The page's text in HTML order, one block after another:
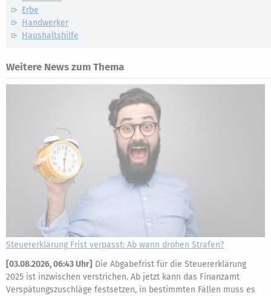
Erbe
Handwerker
Haushaltshilfe
Weitere News zum Thema
Steuererklärung Frist verpasst: Ab wann drohen Strafen?
[03.08.2026, 06:43 Uhr] Die Abgabefrist für die Steuererklärung
2025 ist inzwischen verstrichen. Ab jetzt kann das Finanzamt
Verspätungszuschläge festsetzen, in bestimmten Fällen muss es